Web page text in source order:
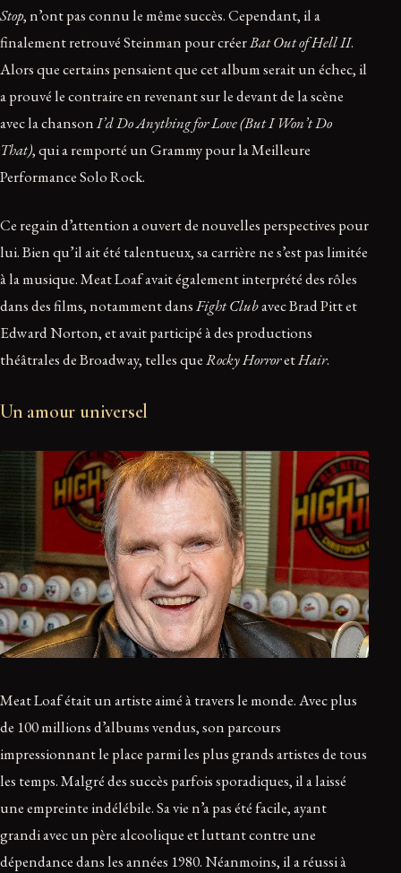
Stop, n’ont pas connu le même succès. Cependant, il a
finalement retrouvé Steinman pour créerBat Out of Hell II.
Alors que certains pensaient que cet album serait un échec, il
a prouvé le contraire en revenant sur le devant de la scène
avec la chansonI’d Do Anything for Love (But I Won’t Do
That), qui a remporté un Grammy pour la Meilleure
Performance Solo Rock.
Ce regain d’attention a ouvert de nouvelles perspectives pour
lui. Bien qu’il ait été talentueux, sa carrière ne s’est pas limitée
à la musique. Meat Loaf avait également interprété des rôles
dans des films, notamment dansFight Clubavec Brad Pitt et
Edward Norton, et avait participé à des productions
théâtrales de Broadway, telles queRocky HorroretHair.
Un amour universel
Meat Loaf était un artiste aimé à travers le monde. Avec plus
de 100 millions d’albums vendus, son parcours
impressionnant le place parmi les plus grands artistes de tous
les temps. Malgré des succès parfois sporadiques, il a laissé
une empreinte indélébile. Sa vie n’a pas été facile, ayant
grandi avec un père alcoolique et luttant contre une
dépendance dans les années 1980. Néanmoins, il a réussi à